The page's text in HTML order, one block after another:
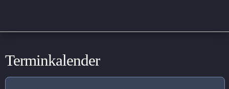
Terminkalender